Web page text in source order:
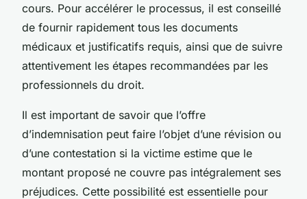
cours. Pour accélérer le processus, il est conseillé
de fournir rapidement tous les documents
médicaux et justificatifs requis, ainsi que de suivre
attentivement les étapes recommandées par les
professionnels du droit.
Il est important de savoir que l’offre
d’indemnisation peut faire l’objet d’une révision ou
d’une contestation si la victime estime que le
montant proposé ne couvre pas intégralement ses
préjudices. Cette possibilité est essentielle pour